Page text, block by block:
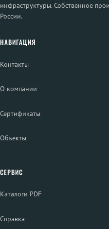
инфраструктуры. Собственное
России.
НАВИГАЦИЯ
Контакты
О компании
Сертификаты
Объекты
СЕРВИС
Каталоги PDF
Справка